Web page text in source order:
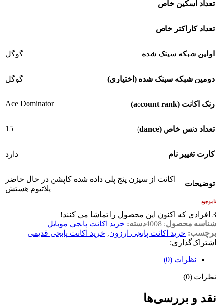
تعداد اسکین خاص
تعداد کاراکتر خاص
اولین شبکه سینک شده گوگل
دومین شبکه سینک شده (اختیاری) گوگل
رنک اکانت (account rank) Ace Dominator
تعداد دنس خاص (dance) 15
کارت تغییر نام دارد
توضیحات
اکانت از سیزن پنج پلی داده شده کاپشن در حال حاضر
پلاتیوم هستش
ناموجود
3 افرادی که اکنون این محصول را تماشا می کنند!
شناسه محصول: 4008دسته: خرید اکانت پابجی موبایل
برچسب: خرید اکانت پابجی ارزون, خرید اکانت پابجی قدیمی
اشتراک‌گذاری:
نظرات (0)
نظرات (0)
نقد و بررسی‌ها